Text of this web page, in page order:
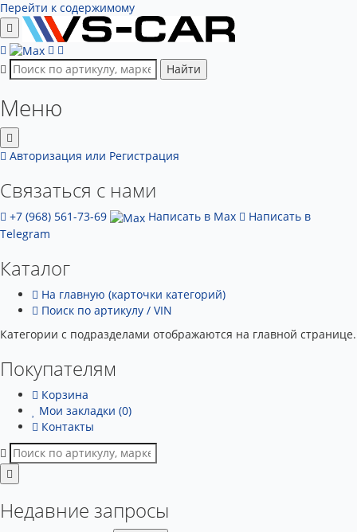
Перейти к содержимому
Найти
Меню
Авторизация или Регистрация
Связаться с нами
+7 (968) 561-73-69 Написать в Max
Написать в
Telegram
Каталог
На главную (карточки категорий)
Поиск по артикулу / VIN
Категории с подразделами отображаются на главной странице.
Покупателям
Корзина
Мои закладки (0)
Контакты
Недавние запросы